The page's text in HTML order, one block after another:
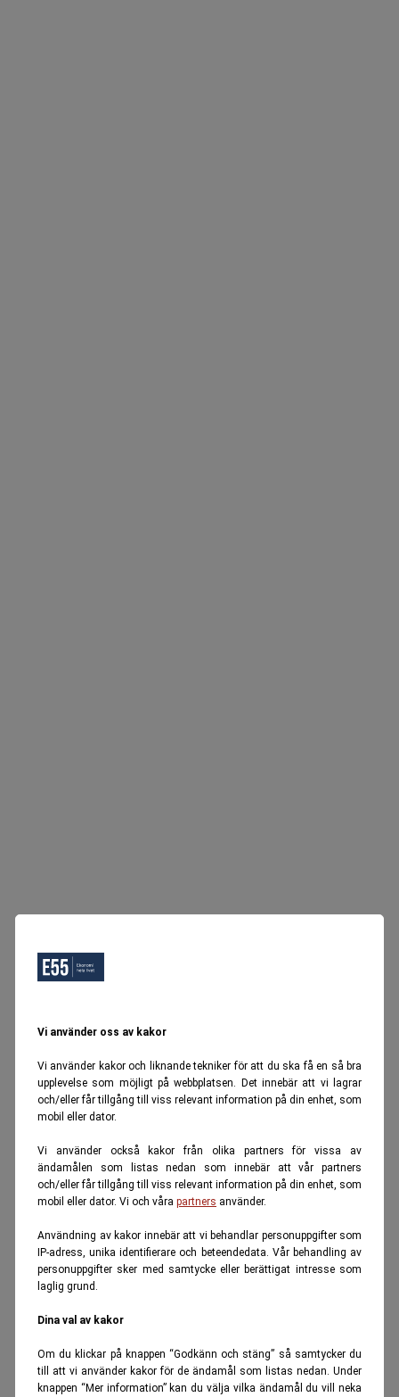
Vi använder oss av kakor
Vi använder kakor och liknande tekniker för att du ska få en så bra
upplevelse som möjligt på webbplatsen. Det innebär att vi lagrar
och/eller får tillgång till viss relevant information på din enhet, som
mobil eller dator.
Vi använder också kakor från olika partners för vissa av
ändamålen som listas nedan som innebär att vår partners
och/eller får tillgång till viss relevant information på din enhet, som
mobil eller dator. Vi och våra partners använder.
Användning av kakor innebär att vi behandlar personuppgifter som
IP-adress, unika identifierare och beteendedata. Vår behandling av
personuppgifter sker med samtycke eller berättigat intresse som
laglig grund.
Dina val av kakor
Om du klickar på knappen “Godkänn och stäng” så samtycker du
till att vi använder kakor för de ändamål som listas nedan. Under
knappen “Mer information” kan du välja vilka ändamål du vill neka